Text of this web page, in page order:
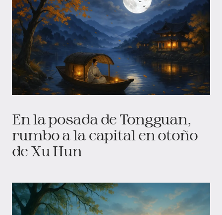
En la posada de Tongguan,
rumbo a la capital en otoño
de Xu Hun